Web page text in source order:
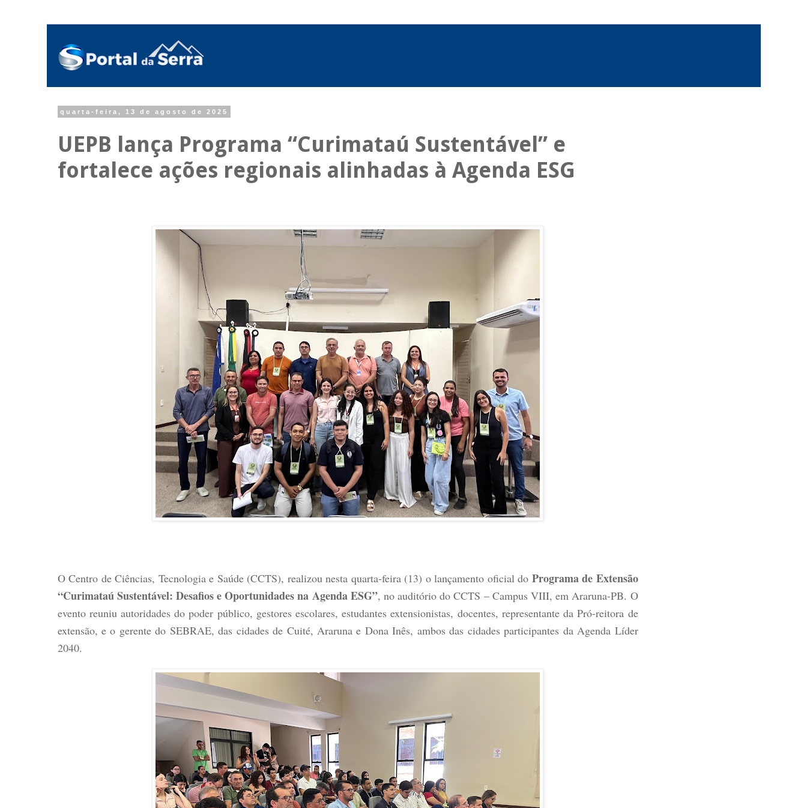
quarta-feira, 13 de agosto de 2025
UEPB lança Programa “Curimataú Sustentável” e
fortalece ações regionais alinhadas à Agenda ESG
O Centro de Ciências, Tecnologia e Saúde (CCTS), realizou nesta quarta-feira (13) o lançamento oficial do Programa de Extensão
“Curimataú Sustentável: Desafios e Oportunidades na Agenda ESG”, no auditório do CCTS – Campus VIII, em Araruna-PB. O
evento reuniu autoridades do poder público, gestores escolares, estudantes extensionistas, docentes, representante da Pró-reitora de
extensão, e o gerente do SEBRAE, das cidades de Cuité, Araruna e Dona Inês, ambos das cidades participantes da Agenda Líder
2040.